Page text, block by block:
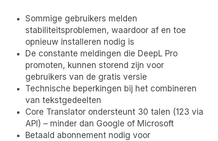
Sommige gebruikers melden
stabiliteitsproblemen, waardoor af en toe
opnieuw installeren nodig is
De constante meldingen die DeepL Pro
promoten, kunnen storend zijn voor
gebruikers van de gratis versie
Technische beperkingen bij het combineren
van tekstgedeelten
Core Translator ondersteunt 30 talen (123 via
API) – minder dan Google of Microsoft
Betaald abonnement nodig voor